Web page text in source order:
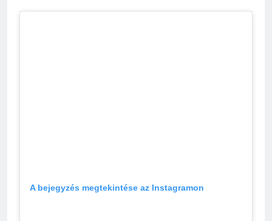
A bejegyzés megtekintése az Instagramon